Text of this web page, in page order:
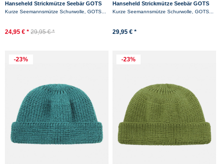
Hanseheld Strickmütze Seebär GOTS
Dockermütze Seemannsmütze kurz
Kurze Seemannsmütze Schurwolle, GOTS...
24,95 € * 29,95 € *
Hanseheld Strickmütze Seebär GOTS
Dockermütze Seemannsmütze kurz
Kurze Seemannsmütze Schurwolle, GOTS...
29,95 € *
-23% -23%